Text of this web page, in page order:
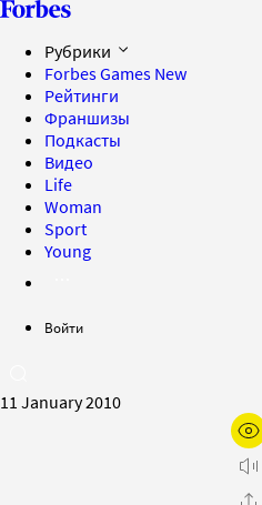
Рубрики
Forbes Games New
Рейтинги
Франшизы
Подкасты
Видео
Life
Woman
Sport
Young
Войти
11 January 2010